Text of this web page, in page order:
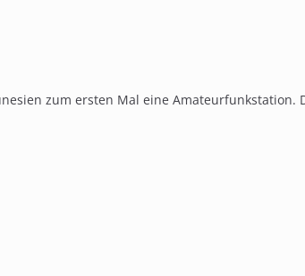
zum ersten Mal eine Amateurfunkstation.